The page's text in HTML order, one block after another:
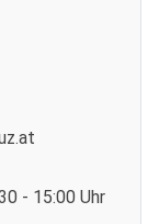
- 15:00 Uhr